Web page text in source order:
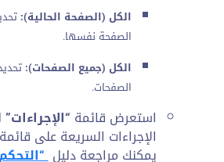
الكل (الصفحة الحالية):
الصفحة نفسها.
الكل (جميع الصفحات):
الصفحات.
استعرض قائمة “الإجراءات”
الإجراءات السريعة على
يمكنك مراجعة دليل